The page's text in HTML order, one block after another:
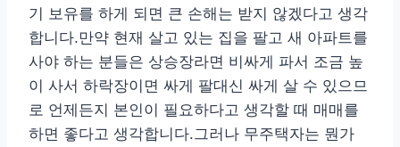
기 보유를 하게 되면 큰 손해는 받지 않겠다고 생각
합니다.만약 현재 살고 있는 집을 팔고 새 아파트를
사야 하는 분들은 상승장라면 비싸게 파서 조금 높
이 사서 하락장이면 싸게 팔대신 싸게 살 수 있으므
로 언제든지 본인이 필요하다고 생각할 때 매매를
하면 좋다고 생각합니다.그러나 무주택자는 뭔가